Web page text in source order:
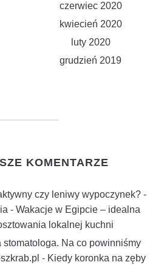
czerwiec 2020
kwiecień 2020
luty 2020
grudzień 2019
KOMENTARZE
czy leniwy wypoczynek? -
- Wakacje w Egipcie – idealna
lokalnej kuchni
stomatologa. Na co powinniśmy
- Kiedy koronka na zęby